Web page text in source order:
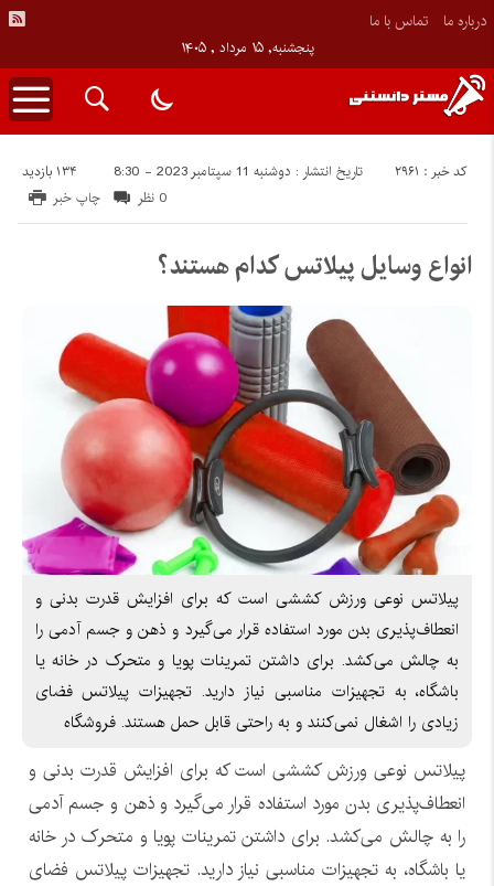
درباره ما تماس با ما
پنجشنبه, ۱۵ مرداد , ۱۴۰۵
تاریخ انتشار : دوشنبه 11 سپتامبر 2023 - 8:30 134 بازدید کد خبر : 2961
چاپ خبر 0 نظر
انواع وسایل پیلاتس کدام هستند؟
پیلاتس نوعی ورزش کششی است که برای افزایش قدرت بدنی و
انعطاف‌پذیری بدن مورد استفاده قرار می‌گیرد و ذهن و جسم آدمی را
به چالش می‌کشد. برای داشتن تمرینات پویا و متحرک در خانه یا
باشگاه، به تجهیزات مناسبی نیاز دارید. تجهیزات پیلاتس فضای
زیادی را اشغال نمی‌کنند و به راحتی قابل حمل هستند. فروشگاه
پیلاتس نوعی ورزش کششی است که برای افزایش قدرت بدنی و
انعطاف‌پذیری بدن مورد استفاده قرار می‌گیرد و ذهن و جسم آدمی
را به چالش می‌کشد. برای داشتن تمرینات پویا و متحرک در خانه
یا باشگاه، به تجهیزات مناسبی نیاز دارید. تجهیزات پیلاتس فضای